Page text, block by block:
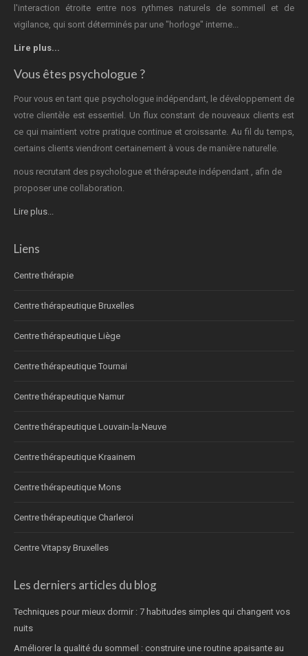
l'interaction étroite entre nos rythmes naturels de sommeil et de
vigilance, qui sont déterminés par une "horloge" interne...
Lire plus...
Vous êtes psychologue ?
Pour vous en tant que psychologue indépendant, le développement de
votre clientèle est essentiel. Un flux constant de nouveaux clients est
ce qui maintient votre pratique continue et croissante. Au fil du temps,
certains clients viendront certainement à vous de manière naturelle.
nous recrutant des psychologue et thérapeute indépendant , afin de
proposer une collaboration.
Lire plus...
Liens
Centre thérapie
Centre thérapeutique Bruxelles
Centre thérapeutique Liège
Centre thérapeutique Tournai
Centre thérapeutique Namur
Centre thérapeutique Louvain-la-Neuve
Centre thérapeutique Kraainem
Centre thérapeutique Mons
Centre thérapeutique Charleroi
Centre Vitapsy Bruxelles
Les derniers articles du blog
Techniques pour mieux dormir : 7 habitudes simples qui changent vos
nuits
Améliorer la qualité du sommeil : construire une routine apaisante au